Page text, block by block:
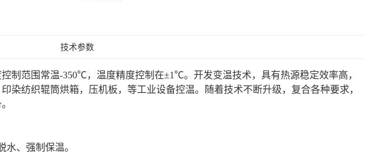
技术参数
制范围常温-350℃，温度精度控制在±1℃。开发变温技术，具有热源稳定效率高，
染纺织辊筒烘箱，压机板，等工业设备控温。随着技术不断升级，复合各种要求，
、强制保温。